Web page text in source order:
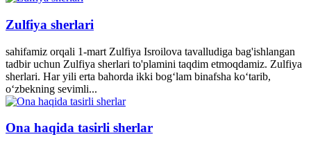
Zulfiya sherlari
sahifamiz orqali 1-mart Zulfiya Isroilova tavalludiga bag'ishlangan
tadbir uchun Zulfiya sherlari to'plamini taqdim etmoqdamiz. Zulfiya
sherlari. Har yili erta bahorda ikki bogʻlam binafsha koʻtarib,
oʻzbekning sevimli...
Ona haqida tasirli sherlar